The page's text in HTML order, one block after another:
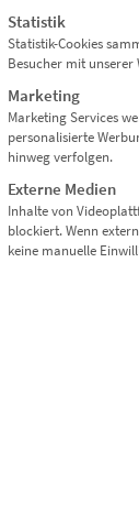
Statistik
Statistik-Cookies
Besucher mit unserer
Marketing
Marketing Services
personalisierte
hinweg verfolgen.
Externe Medien
Inhalte von
blockiert. Wenn
keine manuelle